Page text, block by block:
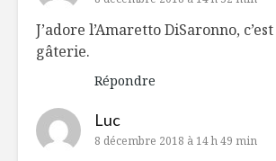
J’adore l’Amaretto DiSaronno,
gâterie.
Répondre
Luc
8 décembre 2018 à 14 h 49 min